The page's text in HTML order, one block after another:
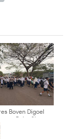
Boven Digoel
Point Siang,
Pelajar saat